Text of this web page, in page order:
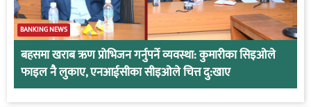
BANKING NEWS
बहसमा खराब ऋण प्रोभिजन गर्नुपर्ने व्यवस्था: कुमारीका सिइओले
फाइल नै लुकाए, एनआईसीका सीइओले चित्त दु:खाए